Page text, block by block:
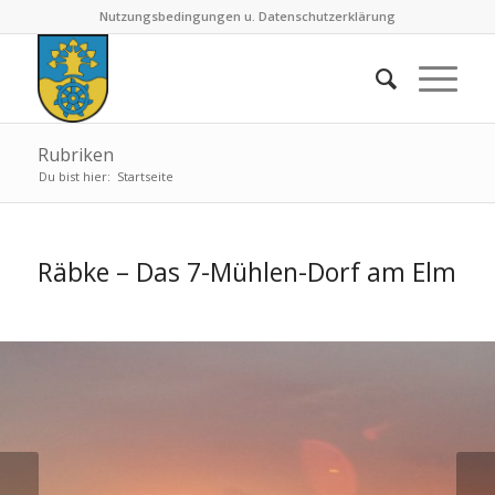
Nutzungsbedingungen u. Datenschutzerklärung
Rubriken
Du bist hier: Startseite
Räbke – Das 7-Mühlen-Dorf am Elm